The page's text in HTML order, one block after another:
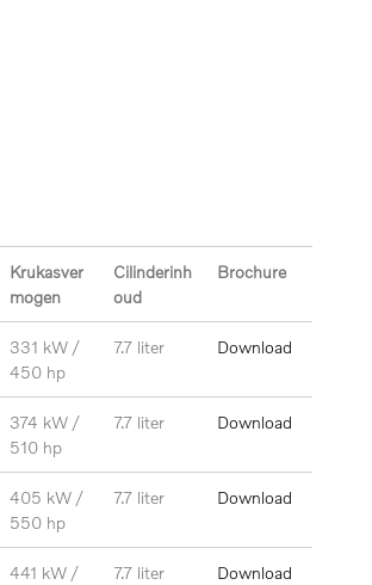
Krukasver
mogen
Cilinderinh
oud
Brochure
331 kW /
450 hp
7.7 liter Download
374 kW /
510 hp
7.7 liter Download
405 kW /
550 hp
7.7 liter Download
441 kW /
7.7 liter Download